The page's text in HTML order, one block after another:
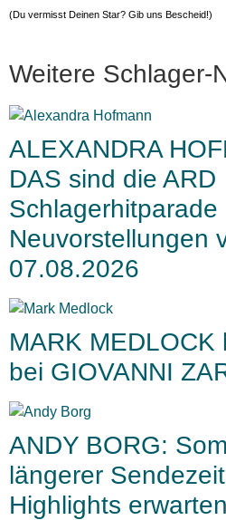
(Du vermisst Deinen Star? Gib uns Bescheid!)
Weitere Schlager-
ALEXANDRA
DAS sind die ARD
Schlagerhitparade
Neuvorstellungen
07.08.2026
MARK MEDLOCK
bei GIOVANNI
ANDY BORG:
längerer
Highlights